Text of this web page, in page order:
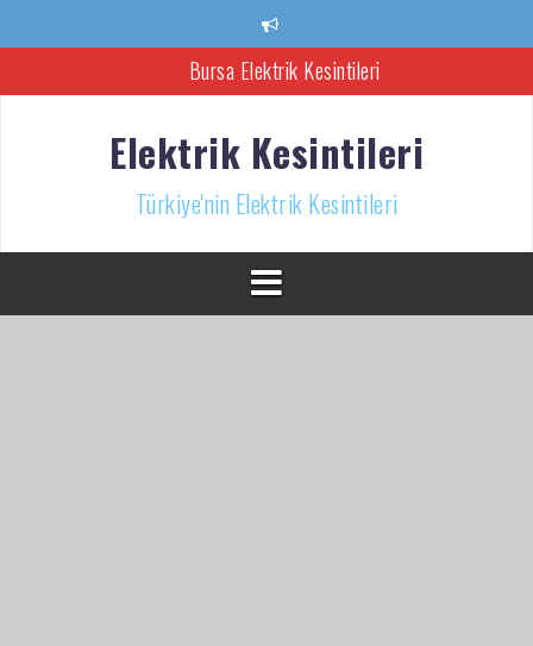
Bursa Elektrik Kesintileri
Türkiye’nin Elektrik Kesintileri Haber Kaynağı
İzmir Elektrik Kesintisi
Elektrik Kesintileri
Türkiye'nin Elektrik Kesintileri